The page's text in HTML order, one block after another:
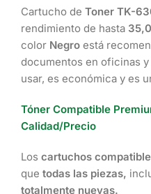
Cartucho de Toner TK-
rendimiento de hasta
color Negro está
documentos en oficinas
usar, es económica y es
Tóner Compatible
Calidad/Precio
Los cartuchos
que todas las piezas,
totalmente nuevas.